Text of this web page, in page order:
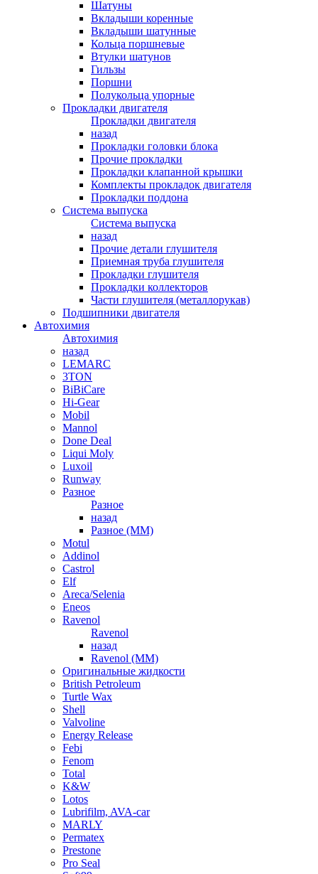
Шатуны
Вкладыши коренные
Вкладыши шатунные
Кольца поршневые
Втулки шатунов
Гильзы
Поршни
Полукольца упорные
Прокладки двигателя
Прокладки двигателя
назад
Прокладки головки блока
Прочие прокладки
Прокладки клапанной крышки
Комплекты прокладок двигателя
Прокладки поддона
Система выпуска
Система выпуска
назад
Прочие детали глушителя
Приемная труба глушителя
Прокладки глушителя
Прокладки коллекторов
Части глушителя (металлорукав)
Подшипники двигателя
Автохимия
Автохимия
назад
LEMARC
3TON
BiBiCare
Hi-Gear
Mobil
Mannol
Done Deal
Liqui Moly
Luxoil
Runway
Разное
Разное
назад
Разное (ММ)
Motul
Addinol
Castrol
Elf
Areca/Selenia
Eneos
Ravenol
Ravenol
назад
Ravenol (ММ)
Оригинальные жидкости
British Petroleum
Turtle Wax
Shell
Valvoline
Energy Release
Febi
Fenom
Total
K&W
Lotos
Lubrifilm, AVA-car
MARLY
Permatex
Prestone
Pro Seal